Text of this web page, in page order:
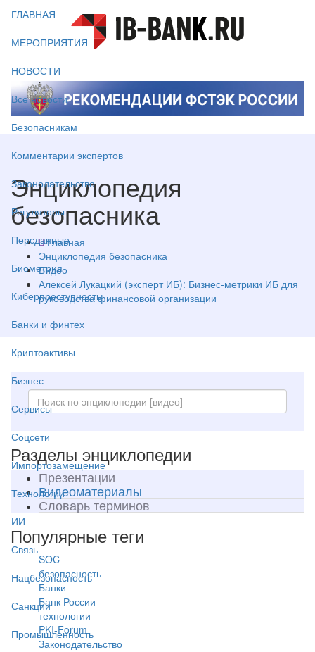
ГЛАВНАЯ
МЕРОПРИЯТИЯ
НОВОСТИ
Все новости
Безопасникам
Комментарии экспертов
Законодательство
Регуляторы
Персданные
Биометрия
Киберпреступность
Банки и финтех
Криптоактивы
Бизнес
Сервисы
Соцсети
Импортозамещение
Технологии
ИИ
Связь
Нацбезопасность
Санкции
Промышленность
Энциклопедия
безопасника
Главная
Энциклопедия безопасника
Видео
Алексей Лукацкий (эксперт ИБ): Бизнес-метрики ИБ для
руководства финансовой организации
Разделы энциклопедии
Презентации
Видеоматериалы
Словарь терминов
Популярные теги
SOC
безопасность
Банки
Банк России
технологии
PKI-Forum
Законодательство